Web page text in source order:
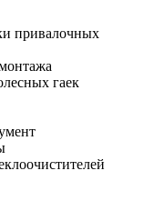
привалочных
гаек